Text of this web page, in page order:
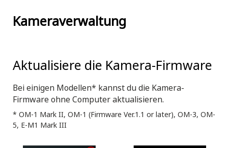
Kameraverwaltung
Aktualisiere die Kamera-Firmware
Bei einigen Modellen* kannst du die Kamera-
Firmware ohne Computer aktualisieren.
* OM-1 Mark II, OM-1 (Firmware Ver.1.1 or later), OM-3, OM-
5, E-M1 Mark III